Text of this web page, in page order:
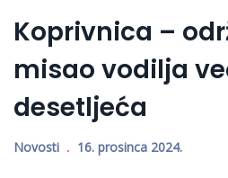
Koprivnica –
misao vodilja
desetljeća
Novosti 16. prosinca 2024.